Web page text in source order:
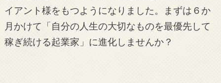
イアント様をもつようになりました。まずは６か
月かけて「自分の人生の大切なものを最優先して
稼ぎ続ける起業家」に進化しませんか？